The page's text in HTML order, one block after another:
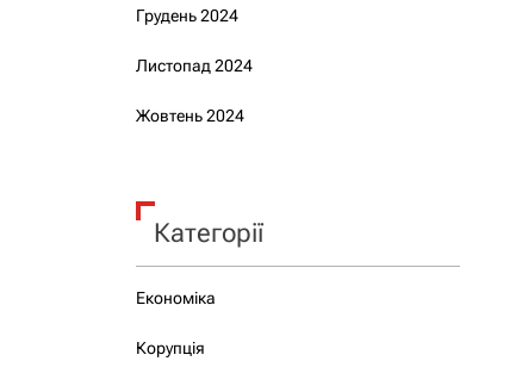
Грудень 2024
Листопад 2024
Жовтень 2024
Категорії
Економіка
Корупція